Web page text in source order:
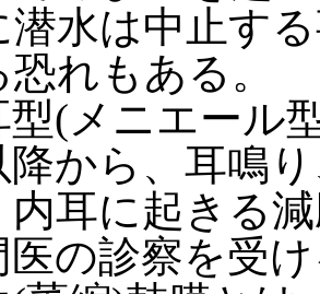
潜水は中止す
れもある。
型(メニエール
降から、耳鳴
内耳に起きる
医の診察を受